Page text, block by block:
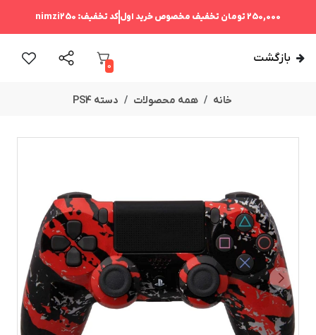
250,000 تومان تخفیف مخصوص خرید اولکد تخفیف: nimzi250
بازگشت
0
خانه همه محصولات دسته PS4